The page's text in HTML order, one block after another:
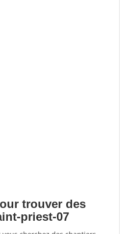
trouver des
priest-07